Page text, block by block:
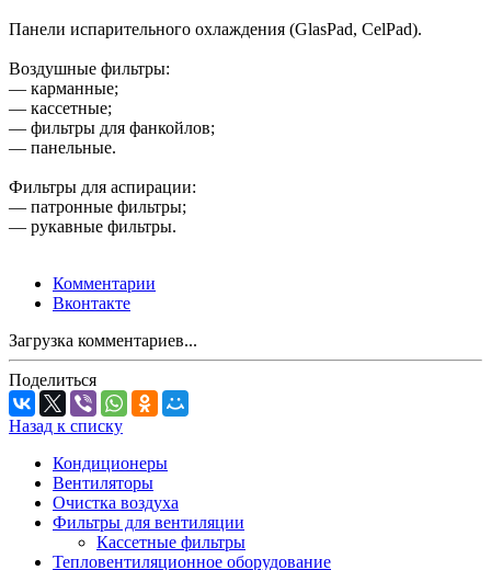
Панели испарительного охлаждения (GlasPad, CelPad).
Воздушные фильтры:
— карманные;
— кассетные;
— фильтры для фанкойлов;
— панельные.
Фильтры для аспирации:
— патронные фильтры;
— рукавные фильтры.
Комментарии
Вконтакте
Загрузка комментариев...
Поделиться
Назад к списку
Кондиционеры
Вентиляторы
Очистка воздуха
Фильтры для вентиляции
Кассетные фильтры
Тепловентиляционное оборудование